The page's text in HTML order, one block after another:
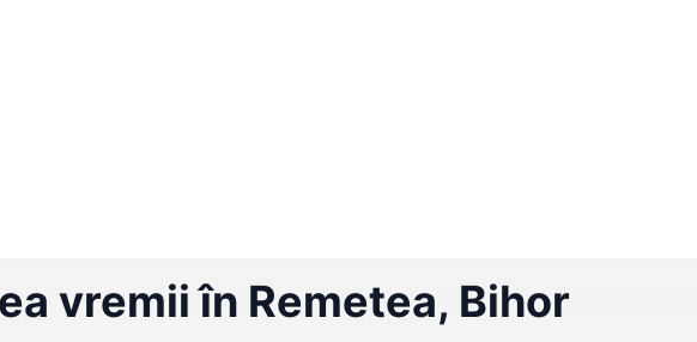
vremii în Remetea, Bihor